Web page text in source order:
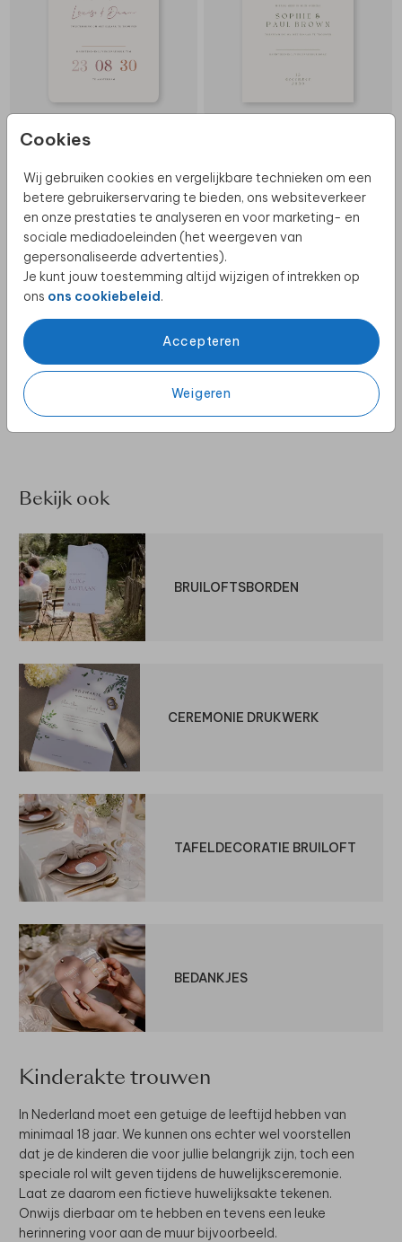
Cookies
Wij gebruiken cookies en vergelijkbare technieken om een
betere gebruikerservaring te bieden, ons websiteverkeer
en onze prestaties te analyseren en voor marketing- en
sociale mediadoeleinden (het weergeven van
gepersonaliseerde advertenties).
Je kunt jouw toestemming altijd wijzigen of intrekken op
ons ons cookiebeleid.
Accepteren
Weigeren
HOOGGLANS
Bekijk ook
BRUILOFTSBORDEN
CEREMONIE DRUKWERK
TAFELDECORATIE BRUILOFT
BEDANKJES
Kinderakte trouwen
In Nederland moet een getuige de leeftijd hebben van
minimaal 18 jaar. We kunnen ons echter wel voorstellen
dat je de kinderen die voor jullie belangrijk zijn, toch een
speciale rol wilt geven tijdens de huwelijksceremonie.
Laat ze daarom een fictieve huwelijksakte tekenen.
Onwijs dierbaar om te hebben en tevens een leuke
herinnering voor aan de muur bijvoorbeeld.